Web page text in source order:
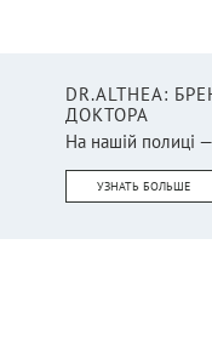
DR.ALTHEA:
ДОКТОРА
На нашій полиці
УЗНАТЬ БОЛЬШЕ